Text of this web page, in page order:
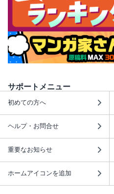
サポートメニュー
初めての方へ
ヘルプ・お問合せ
重要なお知らせ
ホームアイコンを追加